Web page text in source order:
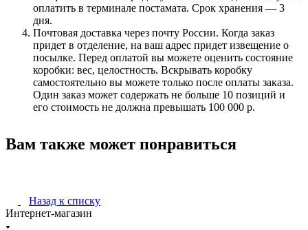
оплатить в терминале постамата. Срок хранения — 3
дня.
Почтовая доставка через почту России. Когда заказ
придет в отделение, на ваш адрес придет извещение о
посылке. Перед оплатой вы можете оценить состояние
коробки: вес, целостность. Вскрывать коробку
самостоятельно вы можете только после оплаты заказа.
Один заказ может содержать не больше 10 позиций и
его стоимость не должна превышать 100 000 р.
Вам также может понравиться
Назад к списку
Интернет-магазин